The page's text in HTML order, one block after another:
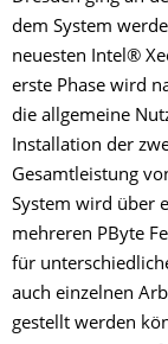
dem System
neuesten Intel®
erste Phase wird
die allgemeine
Installation der
Gesamtleistung
System wird über
mehreren PByte
für
auch einzelnen
gestellt werden